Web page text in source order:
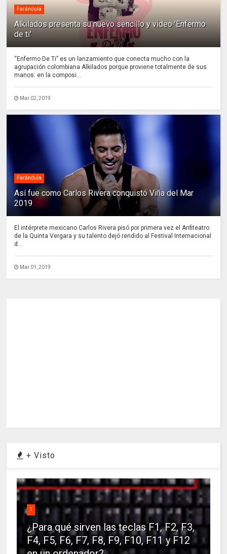
Farándula
Alkilados presenta su nuevo sencillo y video 'Enfermo
de ti'
“Enfermo De Ti” es un lanzamiento que conecta mucho con la
agrupación colombiana Alkilados porque proviene totalmente de sus
manos: en la composi...
Mar 02, 2019
Farándula
Así fue como Carlos Rivera conquistó Viña del Mar
2019
El intérprete mexicano Carlos Rivera pisó por primera vez el Anfiteatro
de la Quinta Vergara y su talento dejó rendido al Festival Internacional
d...
Mar 01, 2019
+ Visto
1
¿Para qué sirven las teclas F1, F2, F3,
F4, F5, F6, F7, F8, F9, F10, F11 y F12